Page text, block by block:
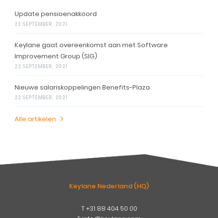
Update pensioenakkoord
22 SEPTEMBER, 2021
Keylane gaat overeenkomst aan met Software
Improvement Group (SIG)
22 SEPTEMBER, 2021
Nieuwe salariskoppelingen Benefits-Plaza
22 SEPTEMBER, 2021
Alle artikelen
Keylane Nederland (HQ)
T+31 88 404 50 00